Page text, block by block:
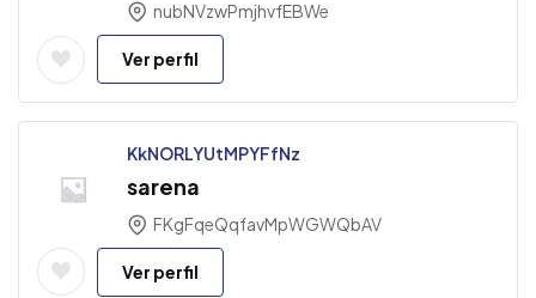
nubNVzwPmjhvfEBWe
Ver perfil
KkNORLYUtMPYFfNz
sarena
FKgFqeQqfavMpWGWQbAV
Ver perfil